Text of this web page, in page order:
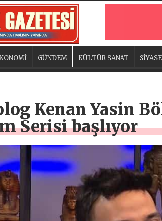
GÜNDEM KÜLTÜR SANAT
Kenan Yasin
Serisi başlıyor